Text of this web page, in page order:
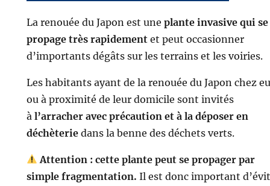
La renouée du Japon est une plante invasive qui se
propage très rapidementet peut occasionner
d’importants dégâts sur les terrains et les voiries.
Les habitants ayant de la renouée du Japon chez
ou à proximité de leur domicile sont invités
à l’arracher avec précaution et à la déposer en
déchèteriedans la benne des déchets verts.
Attention : cette plante peut se propager par
simple fragmentation. Il est donc important